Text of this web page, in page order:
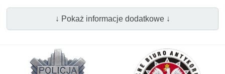
↓ Pokaż informacje dodatkowe ↓